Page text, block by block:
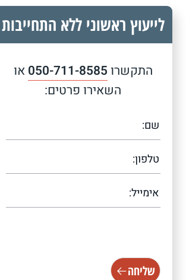
לייעוץ ראשוני ללא התחייבות
התקשרו 050-711-8585או
השאירו פרטים:
שליחה